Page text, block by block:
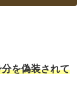
を偽装されて